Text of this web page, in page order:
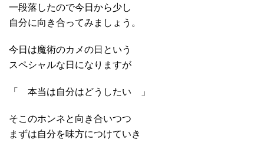
一段落したので今日から少し
自分に向き合ってみましょう。
今日は魔術のカメの日という
スペシャルな日になりますが
「 本当は自分はどうしたい 」
そこのホンネと向き合いつつ
まずは自分を味方につけていき